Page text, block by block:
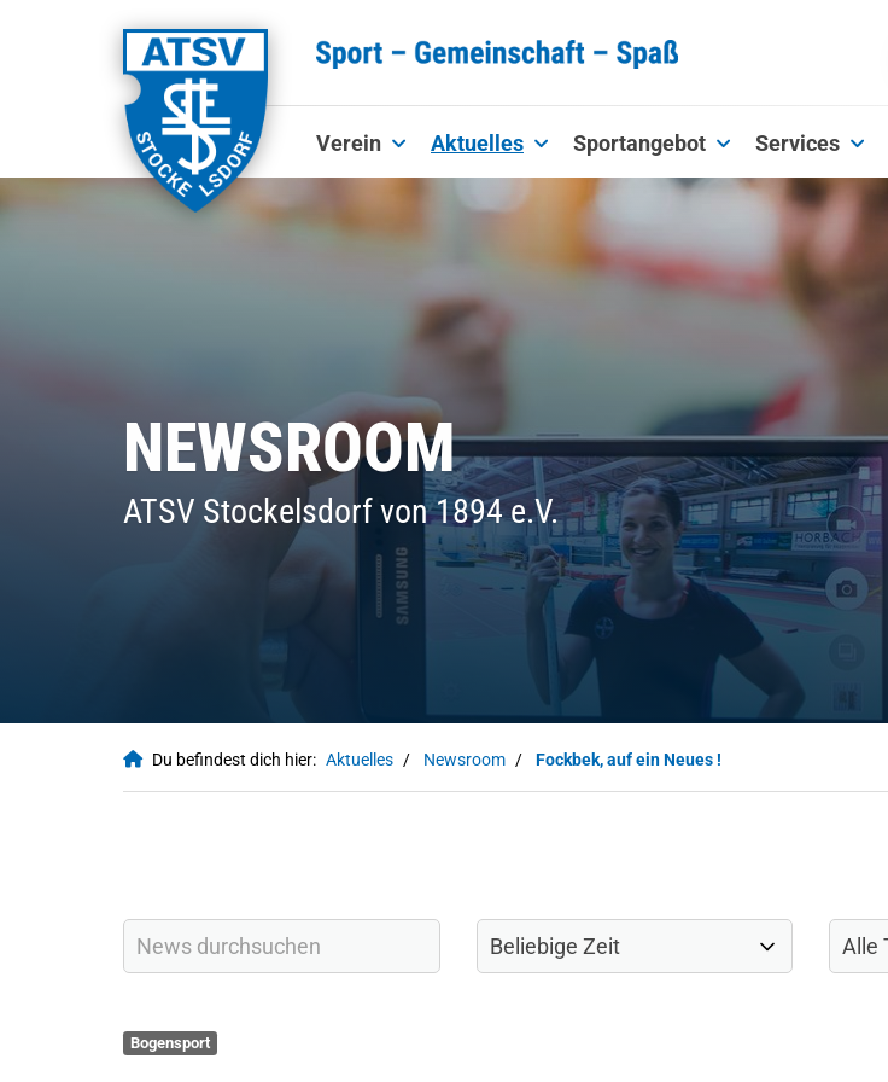
Verein Aktuelles Sportangebot Services
NEWSROOM
ATSV Stockelsdorf von 1894 e.V.
Du befindest dich hier: Aktuelles Newsroom Fockbek, auf ein Neues !
Bogensport
QUICKLINKS